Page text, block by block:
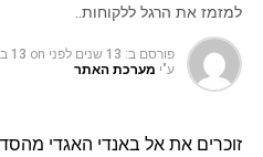
למזמז את הרגל ללקוחות..
פורסם ב: 13 שנים לפני on 13 בפברואר 2013
ע"י מערכת האתר
זוכרים את אל באנדי האגדי